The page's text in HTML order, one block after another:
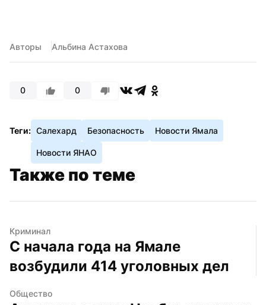
Авторы Альбина Астахова
0 0
Теги: Салехард Безопасность Новости Ямала
Новости ЯНАО
Также по теме
Криминал
С начала года на Ямале
возбудили 414 уголовных дел
Общество